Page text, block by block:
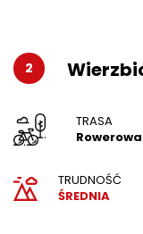
2
TRASA
Rowerowa
TRUDNOŚĆ
ŚREDNIA